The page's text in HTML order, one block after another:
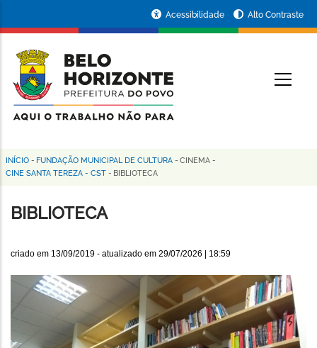
conteúdo
principal
da
Prefeitura
de
Horizonte
Acessibilidade Alto Contraste
Trilha
navegação
INÍCIO - FUNDAÇÃO MUNICIPAL DE CULTURA - CINEMA -
CINE SANTA TEREZA - CST - BIBLIOTECA
BIBLIOTECA
criado em 13/09/2019 - atualizado em 29/07/2026 | 18:59